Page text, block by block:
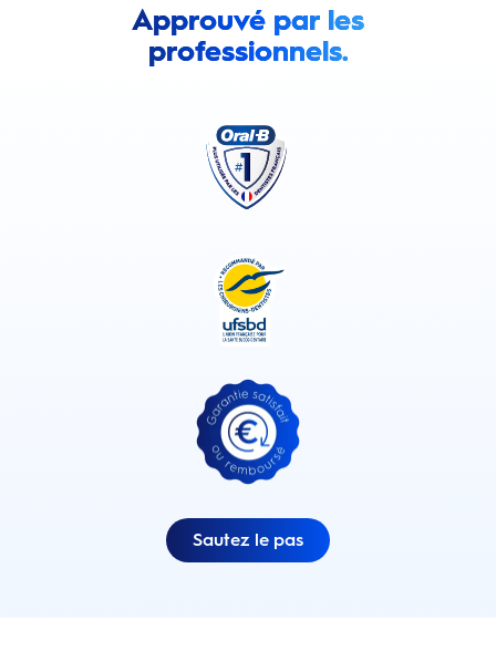
Approuvé par les
professionnels.
Sautez le pas